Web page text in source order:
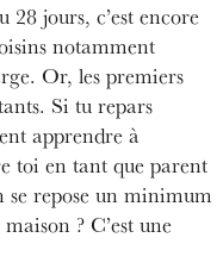
28 jours, c’est encore
notamment
Or, les premiers
Si tu repars
apprendre à
toi en tant que parent
se repose un minimum
? C’est une